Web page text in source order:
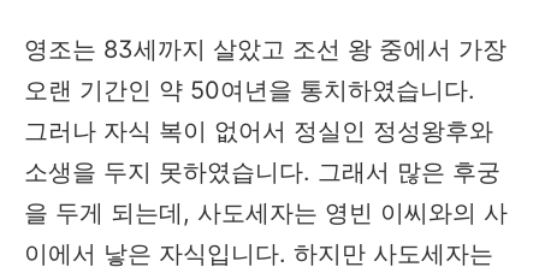
영조는 83세까지 살았고 조선 왕 중에서 가장
오랜 기간인 약 50여년을 통치하였습니다.
그러나 자식 복이 없어서 정실인 정성왕후와
소생을 두지 못하였습니다. 그래서 많은 후궁
을 두게 되는데, 사도세자는 영빈 이씨와의 사
이에서 낳은 자식입니다. 하지만 사도세자는